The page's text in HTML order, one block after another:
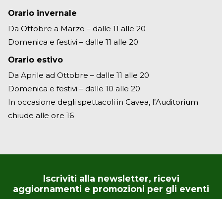
Orario invernale
Da Ottobre a Marzo – dalle 11 alle 20
Domenica e festivi – dalle 11 alle 20
Orario estivo
Da Aprile ad Ottobre – dalle 11 alle 20
Domenica e festivi – dalle 10 alle 20
In occasione degli spettacoli in Cavea, l’Auditorium
chiude alle ore 16
Iscriviti alla newsletter, ricevi
aggiornamenti e promozioni per gli eventi